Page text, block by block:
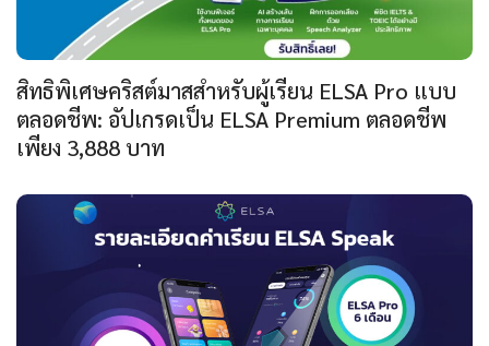
สิทธิพิเศษคริสต์มาสสำหรับผู้เรียน ELSA Pro แบบ
ตลอดชีพ: อัปเกรดเป็น ELSA Premium ตลอดชีพ
เพียง 3,888 บาท